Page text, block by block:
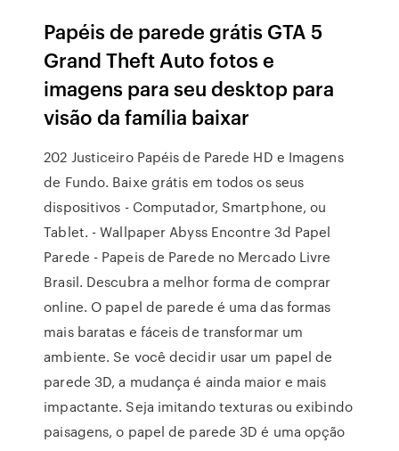
Papéis de parede grátis GTA 5
Grand Theft Auto fotos e
imagens para seu desktop para
visão da família baixar
202 Justiceiro Papéis de Parede HD e Imagens
de Fundo. Baixe grátis em todos os seus
dispositivos - Computador, Smartphone, ou
Tablet. - Wallpaper Abyss Encontre 3d Papel
Parede - Papeis de Parede no Mercado Livre
Brasil. Descubra a melhor forma de comprar
online. O papel de parede é uma das formas
mais baratas e fáceis de transformar um
ambiente. Se você decidir usar um papel de
parede 3D, a mudança é ainda maior e mais
impactante. Seja imitando texturas ou exibindo
paisagens, o papel de parede 3D é uma opção